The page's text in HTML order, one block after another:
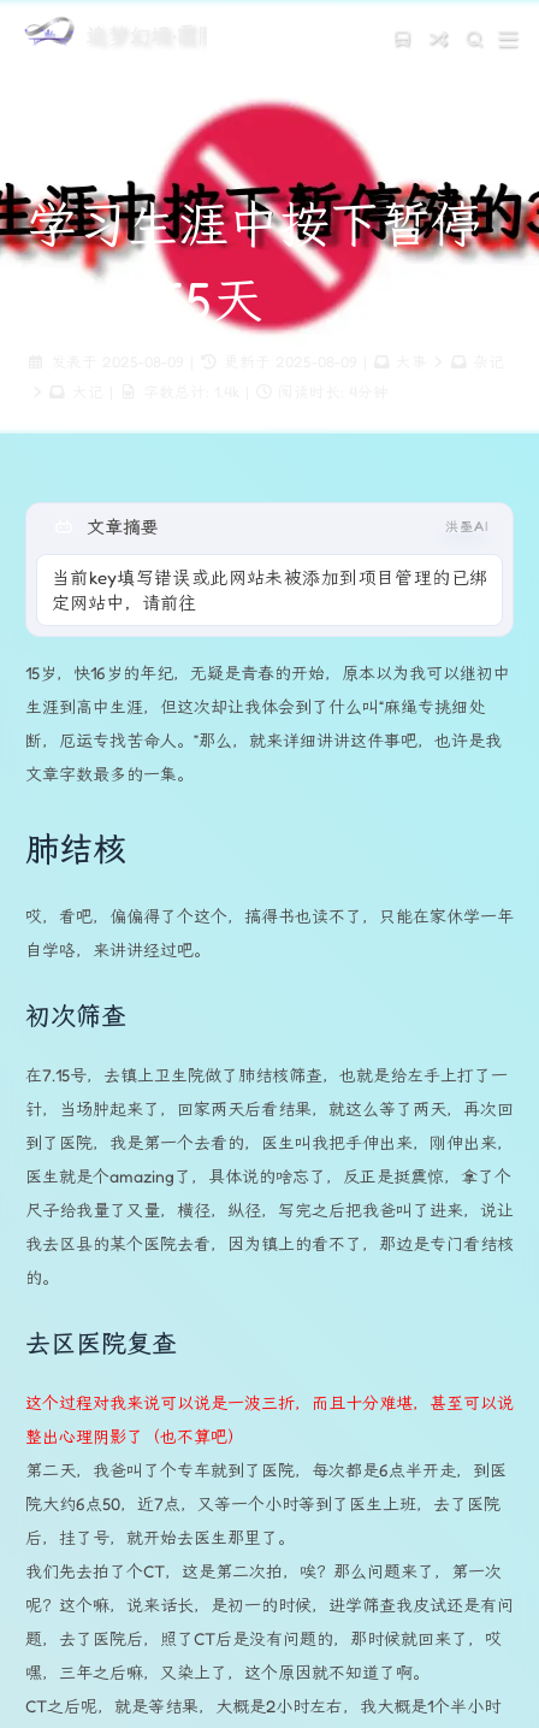
学习生涯中按下暂停
键的365天
文章摘要 洪墨AI
当前key填写错误或此网站未被添加到项目管理的已绑
定网站中，请前往 ai.zhheo.com
15岁，快16岁的年纪，无疑是青春的开始，原本以为我可以继初中
生涯到高中生涯，但这次却让我体会到了什么叫“麻绳专挑细处
断，厄运专找苦命人。”那么，就来详细讲讲这件事吧，也许是我
文章字数最多的一集。
肺结核
哎，看吧，偏偏得了个这个，搞得书也读不了，只能在家休学一年
自学咯，来讲讲经过吧。
初次筛查
在7.15号，去镇上卫生院做了肺结核筛查，也就是给左手上打了一
针，当场肿起来了，回家两天后看结果，就这么等了两天，再次回
到了医院，我是第一个去看的，医生叫我把手伸出来，刚伸出来，
医生就是个amazing了，具体说的啥忘了，反正是挺震惊，拿了个
尺子给我量了又量，横径，纵径，写完之后把我爸叫了进来，说让
我去区县的某个医院去看，因为镇上的看不了，那边是专门看结核
的。
去区医院复查
这个过程对我来说可以说是一波三折，而且十分难堪，甚至可以说
整出心理阴影了（也不算吧）
第二天，我爸叫了个专车就到了医院，每次都是6点半开走，到医
院大约6点50，近7点，又等一个小时等到了医生上班，去了医院
后，挂了号，就开始去医生那里了。
我们先去拍了个CT，这是第二次拍，唉？那么问题来了，第一次
呢？这个嘛，说来话长，是初一的时候，进学筛查我皮试还是有问
题，去了医院后，照了CT后是没有问题的，那时候就回来了，哎
嘿，三年之后嘛，又染上了，这个原因就不知道了啊。
CT之后呢，就是等结果，大概是2小时左右，我大概是1个半小时